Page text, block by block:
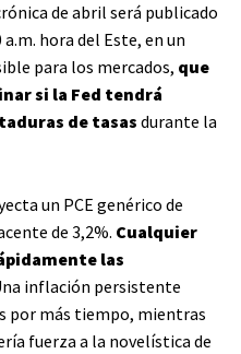
de abril será publicado
a.m. hora del Este, en un
para los mercados, que
si la Fed tendrá
de tasas durante la
un PCE genérico de
de 3,2%. Cualquier
las
inflación persistente
por más tiempo, mientras
fuerza a la novelística de